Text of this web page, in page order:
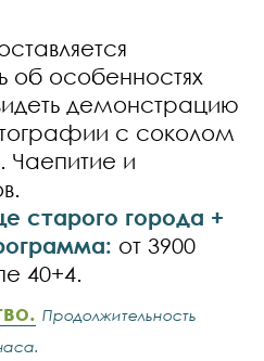
об особенностях
демонстрацию
с соколом
и
старого города +
от 3900
40+4.
Продолжительность